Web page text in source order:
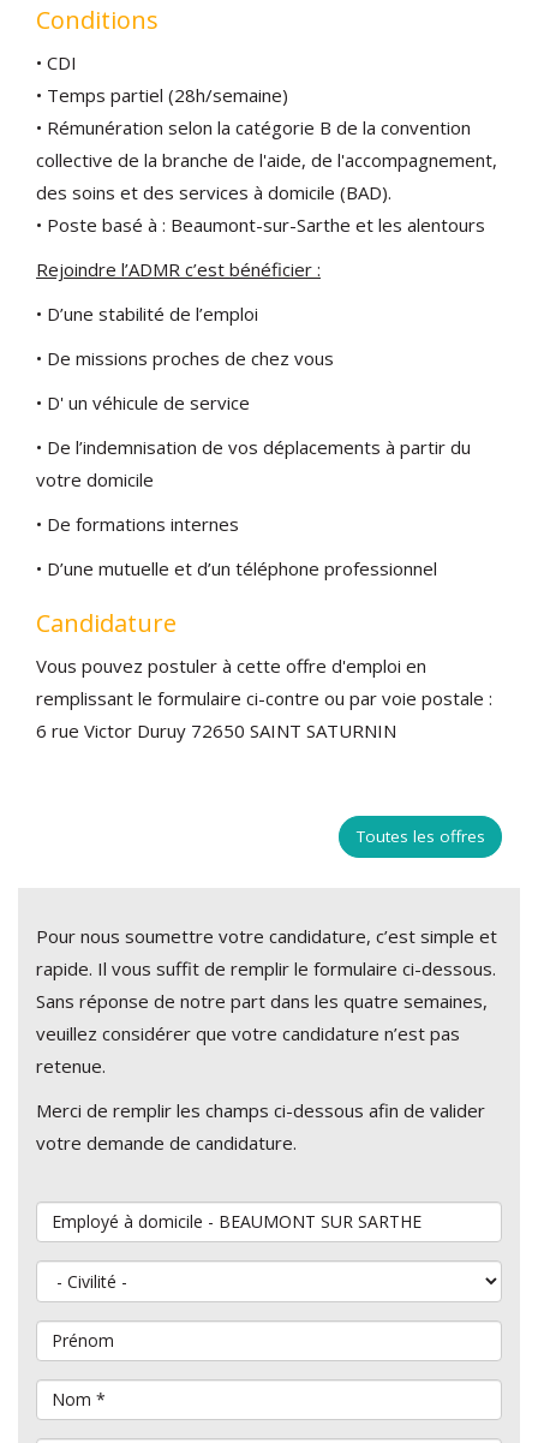
Conditions
• CDI
• Temps partiel (28h/semaine)
• Rémunération selon la catégorie B de la convention
collective de la branche de l'aide, de l'accompagnement,
des soins et des services à domicile (BAD).
• Poste basé à : Beaumont-sur-Sarthe et les alentours
Rejoindre l’ADMR c’est bénéficier :
• D’une stabilité de l’emploi
• De missions proches de chez vous
• D' un véhicule de service
• De l’indemnisation de vos déplacements à partir du
votre domicile
• De formations internes
• D’une mutuelle et d’un téléphone professionnel
Candidature
Vous pouvez postuler à cette offre d'emploi en
remplissant le formulaire ci-contre ou par voie postale :
6 rue Victor Duruy 72650 SAINT SATURNIN
Toutes les offres
Pour nous soumettre votre candidature, c’est simple et
rapide. Il vous suffit de remplir le formulaire ci-dessous.
Sans réponse de notre part dans les quatre semaines,
veuillez considérer que votre candidature n’est pas
retenue.
Merci de remplir les champs ci-dessous afin de valider
votre demande de candidature.
Vous souhaitez postuler au poste de
Civilité
Prénom
Nom*